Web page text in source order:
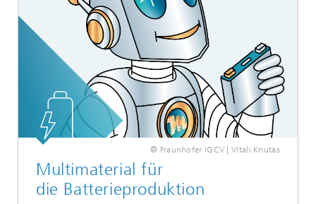
© Fraunhofer IGCV | Vitali Knutas
Multimaterial für
die Batterieproduktion